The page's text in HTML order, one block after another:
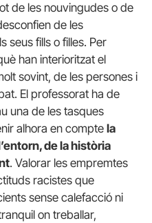
de les nouvingudes o de
de les
seus fills o filles. Per
han interioritzat el
sovint, de les persones i
El professorat ha de
una de les tasques
alhora en compte la
de la història
. Valorar les empremtes
racistes que
sense calefacció ni
on treballar,